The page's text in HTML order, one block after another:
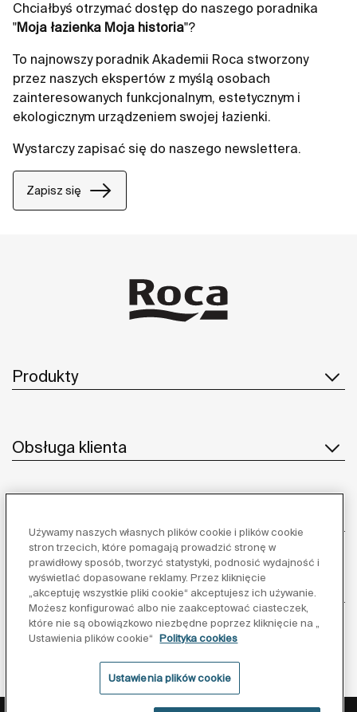
Chciałbyś otrzymać dostęp do naszego poradnika
"Moja łazienka Moja historia"?
To najnowszy poradnik Akademii Roca stworzony
przez naszych ekspertów z myślą osobach
zainteresowanych funkcjonalnym, estetycznym i
ekologicznym urządzeniem swojej łazienki.
Wystarczy zapisać się do naszego newslettera.
Zapisz się
Produkty
Obsługa klienta
Inspiracja
Obserwuj nas:
Używamy naszych własnych plików cookie i plików cookie
stron trzecich, które pomagają prowadzić stronę w
prawidłowy sposób, tworzyć statystyki, podnosić wydajność i
wyświetlać dopasowane reklamy. Przez kliknięcie
„akceptuję wszystkie pliki cookie“ akceptujesz ich używanie.
Możesz konfigurować albo nie zaakceptować ciasteczek,
które nie są obowiązkowo niezbędne poprzez kliknięcie na „
Ustawienia plików cookie“
Polityka cookies
Ustawienia plików cookie